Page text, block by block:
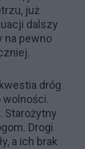
już
dalszy
na pewno
dróg
wolności.
Starożytny
Drogi
a ich brak